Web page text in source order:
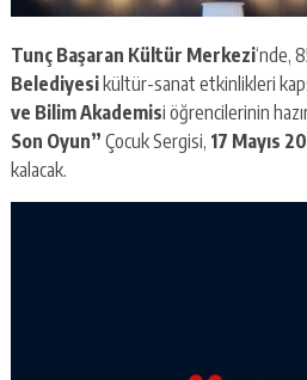
Tunç Başaran Kültür Merkezi‘nde,
Belediyesikültür-sanat etkinlikleri
ve Bilim Akademisi öğrencilerinin
Son Oyun” Çocuk Sergisi, 17 Mayıs
kalacak.